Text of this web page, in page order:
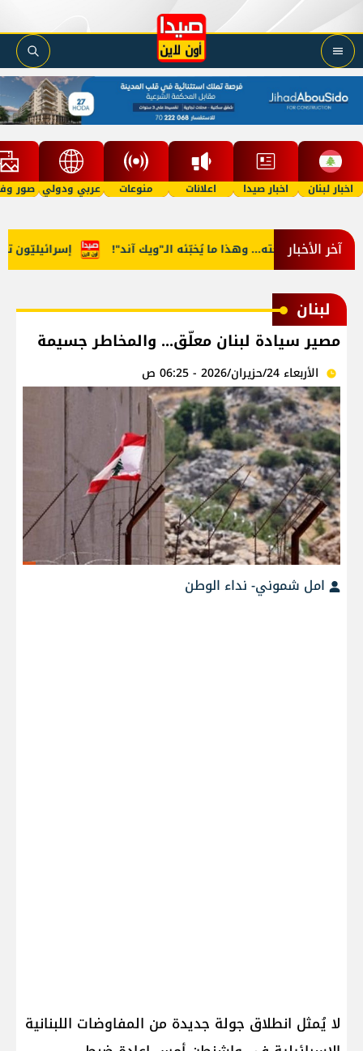
اخبار لبنان اخبار صيدا اعلانات منوعات عربي ودولي صور
آخر الأخبار إسرائيليّون الى طبيعته... وهذا ما يُخبّئه الـ"ويك آند"!
لبنان
مصير سيادة لبنان معلّق... والمخاطر جسيمة
الأربعاء 24/حزيران/2026 - 06:25 ص
امل شموني- نداء الوطن
لا يُمثل انطلاق جولة جديدة من المفاوضات اللبنانية